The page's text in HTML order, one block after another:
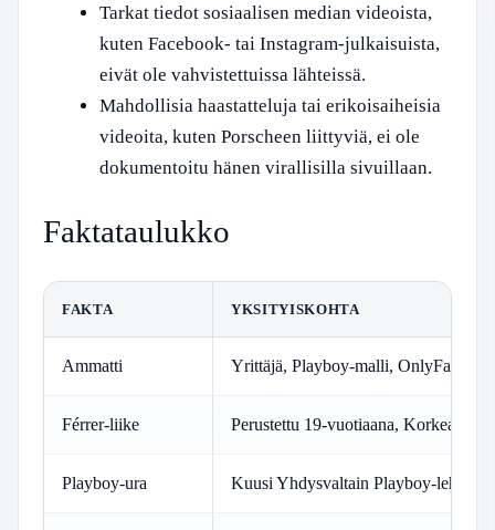
Tarkat tiedot sosiaalisen median videoista,
kuten Facebook- tai Instagram-julkaisuista,
eivät ole vahvistettuissa lähteissä.
Mahdollisia haastatteluja tai erikoisaiheisia
videoita, kuten Porscheen liittyviä, ei ole
dokumentoitu hänen virallisilla sivuillaan.
Faktataulukko
FAKTA YKSITYISKOHTA
Ammatti Yrittäjä, Playboy-malli, OnlyFans-
Férrer-liike Perustettu 19-vuotiaana,
Playboy-ura Kuusi Yhdysvaltain Playboy-lehden